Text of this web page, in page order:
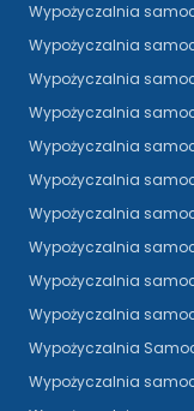
Wypożyczalnia
Wypożyczalnia
Wypożyczalnia
Wypożyczalnia
Wypożyczalnia
Wypożyczalnia
Wypożyczalnia
Wypożyczalnia
Wypożyczalnia
Wypożyczalnia
Wypożyczalnia
Wypożyczalnia